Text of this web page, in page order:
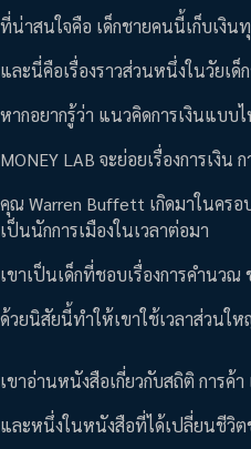
ที่น่าสนใจคือ เด็กชายคนนี้เก็บเงิน
และนี่คือเรื่องราวส่วนหนึ่งในวัยเ
หากอยากรู้ว่า แนวคิดการเงินแบ
MONEY LAB จะย่อยเรื่องการเงิน
คุณ Warren Buffett เกิดมาในคร
เป็นนักการเมืองในเวลาต่อมา
เขาเป็นเด็กที่ชอบเรื่องการคำนวณ
ด้วยนิสัยนี้ทำให้เขาใช้เวลาส่วนใ
เขาอ่านหนังสือเกี่ยวกับสถิติ การ
และหนึ่งในหนังสือที่ได้เปลี่ยนชีวิต